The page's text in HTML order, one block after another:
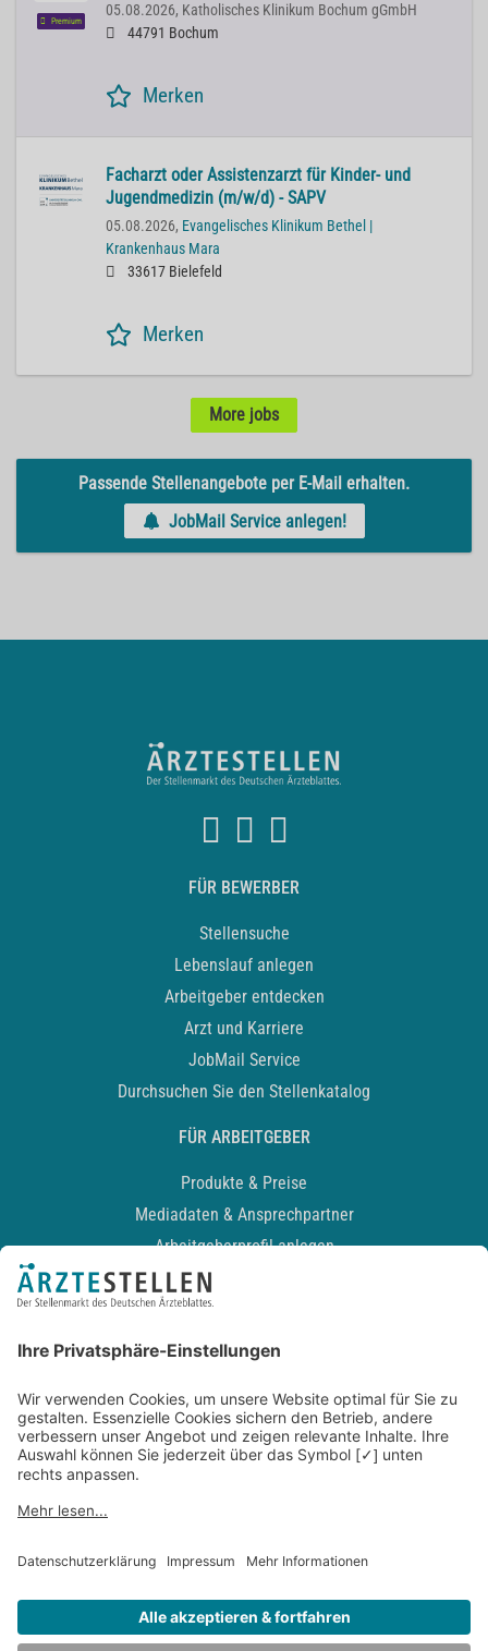
Premium
05.08.2026, Katholisches Klinikum Bochum gGmbH
44791 Bochum
Merken
Facharzt oder Assistenzarzt für Kinder- und
Jugendmedizin (m/w/d) - SAPV
05.08.2026, Evangelisches Klinikum Bethel |
Krankenhaus Mara
33617 Bielefeld
Merken
More jobs
Passende Stellenangebote per E-Mail erhalten.
JobMail Service anlegen!
FÜR BEWERBER
Stellensuche
Lebenslauf anlegen
Arbeitgeber entdecken
Arzt und Karriere
JobMail Service
Durchsuchen Sie den Stellenkatalog
FÜR ARBEITGEBER
Produkte & Preise
Mediadaten & Ansprechpartner
Arbeitgeberprofil anlegen
Recruiting-Podcast
Kontakt
Datenschutz
Newsletter